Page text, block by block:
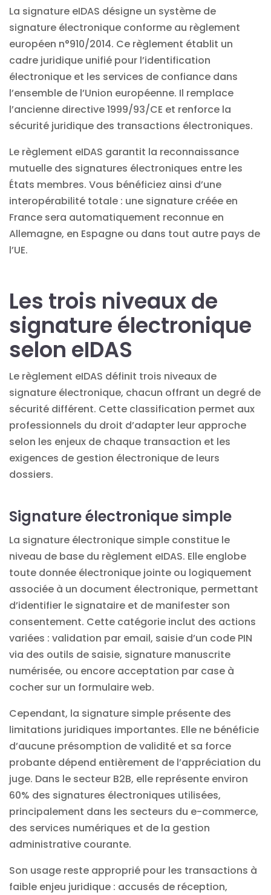
La signature eIDAS désigne un système de
signature électronique conforme au règlement
européen n°910/2014. Ce règlement établit un
cadre juridique unifié pour l’identification
électronique et les services de confiance dans
l’ensemble de l’Union européenne. Il remplace
l’ancienne directive 1999/93/CE et renforce la
sécurité juridique des transactions électroniques.
Le règlement eIDAS garantit la reconnaissance
mutuelle des signatures électroniques entre les
États membres. Vous bénéficiez ainsi d’une
interopérabilité totale : une signature créée en
France sera automatiquement reconnue en
Allemagne, en Espagne ou dans tout autre pays de
l’UE.
Les trois niveaux de
signature électronique
selon eIDAS
Le règlement eIDAS définit trois niveaux de
signature électronique, chacun offrant un degré de
sécurité différent. Cette classification permet aux
professionnels du droit d’adapter leur approche
selon les enjeux de chaque transaction et les
exigences de gestion électronique de leurs
dossiers.
Signature électronique simple
La signature électronique simple constitue le
niveau de base du règlement eIDAS. Elle englobe
toute donnée électronique jointe ou logiquement
associée à un document électronique, permettant
d’identifier le signataire et de manifester son
consentement. Cette catégorie inclut des actions
variées : validation par email, saisie d’un code PIN
via des outils de saisie, signature manuscrite
numérisée, ou encore acceptation par case à
cocher sur un formulaire web.
Cependant, la signature simple présente des
limitations juridiques importantes. Elle ne bénéficie
d’aucune présomption de validité et sa force
probante dépend entièrement de l’appréciation du
juge. Dans le secteur B2B, elle représente environ
60% des signatures électroniques utilisées,
principalement dans les secteurs du e-commerce,
des services numériques et de la gestion
administrative courante.
Son usage reste approprié pour les transactions à
faible enjeu juridique : accusés de réception,